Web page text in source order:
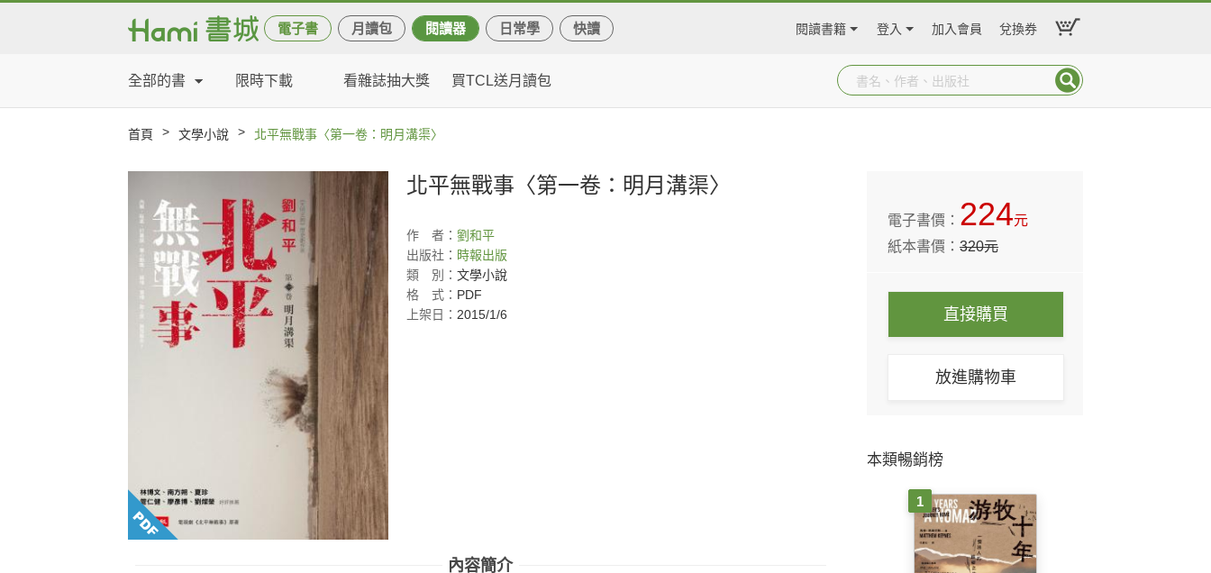
電子書 月讀包 閱讀器 日常學 快讀 閱讀書籍 登入 加入會員 兌換券
全部的書 限時下載 看雜誌抽大獎 買TCL送月讀包
首頁 > 文學小說 > 北平無戰事〈第一卷：明月溝渠〉
北平無戰事〈第一卷：明月溝渠〉
作 者： 劉和平
出版社： 時報出版
類
別： 文學小說
格
式： PDF
上架日： 2015/1/6
內容簡介
電子書價： 224元
紙本書價：320元
直接購買
放進購物車
本類暢銷榜
1